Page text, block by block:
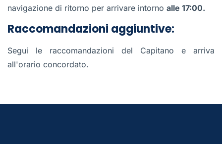
navigazione di ritorno per arrivare intorno alle 17:00.
Raccomandazioni aggiuntive:
Segui le raccomandazioni del Capitano e arriva
all'orario concordato.